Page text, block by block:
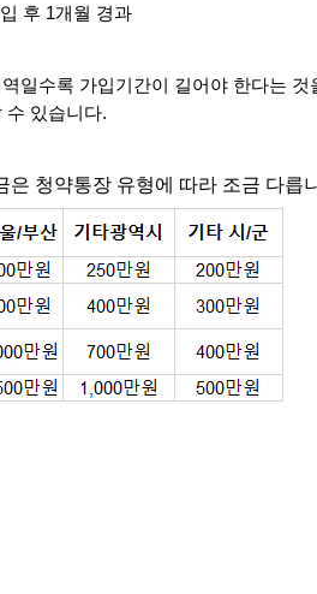
후 1개월 경과
일수록 가입기간이 길어야 한다는
수 있습니다.
은 청약통장 유형에 따라 조금 다릅